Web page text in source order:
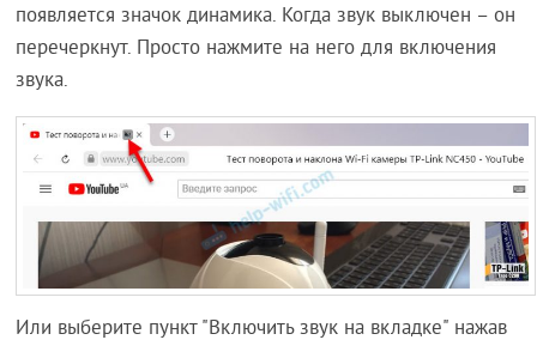
появляется значок динамика. Когда звук выключен – он
перечеркнут. Просто нажмите на него для включения
звука.
Или выберите пункт "Включить звук на вкладке" нажав